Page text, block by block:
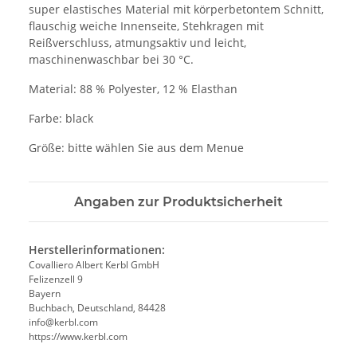
super elastisches Material mit körperbetontem Schnitt,
flauschig weiche Innenseite, Stehkragen mit
Reißverschluss, atmungsaktiv und leicht,
maschinenwaschbar bei 30 °C.
Material: 88 % Polyester, 12 % Elasthan
Farbe: black
Größe: bitte wählen Sie aus dem Menue
Angaben zur Produktsicherheit
Herstellerinformationen:
Covalliero Albert Kerbl GmbH
Felizenzell 9
Bayern
Buchbach, Deutschland, 84428
info@kerbl.com
https://www.kerbl.com